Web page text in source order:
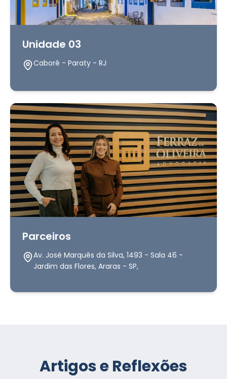
Unidade 03
Caborê - Paraty - RJ
Parceiros
Av. José Marquês da Silva, 1493 - Sala 46 -
Jardim das Flores, Araras - SP,
Artigos e Reflexões